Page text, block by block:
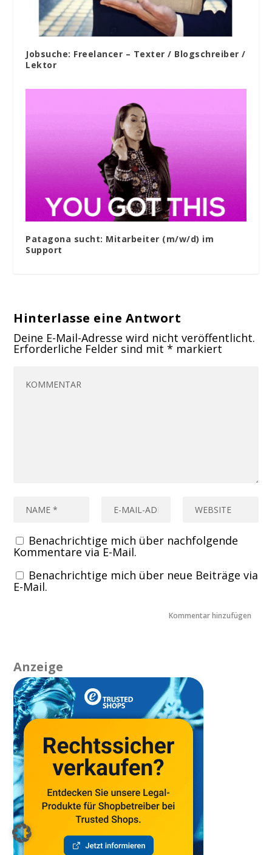
Jobsuche: Freelancer – Texter / Blogschreiber /
Lektor
Patagona sucht: Mitarbeiter (m/w/d) im
Support
Hinterlasse eine Antwort
Deine E-Mail-Adresse wird nicht veröffentlicht.
Erforderliche Felder sind mit* markiert
Benachrichtige mich über nachfolgende
Kommentare via E-Mail.
Benachrichtige mich über neue Beiträge via
E-Mail.
Anzeige